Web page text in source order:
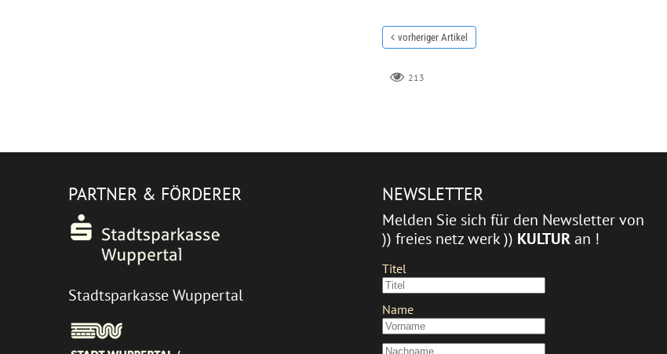
vorheriger Artikel
213
PARTNER & FÖRDERER
Stadtsparkasse Wuppertal
NEWSLETTER
Melden Sie sich für den Newsletter von
)) freies netz werk )) KULTURan !